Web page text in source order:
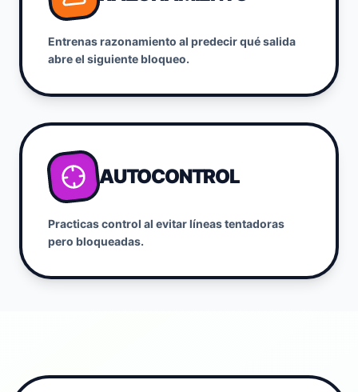
Entrenas razonamiento al predecir qué salida
abre el siguiente bloqueo.
AUTOCONTROL
Practicas control al evitar líneas tentadoras
pero bloqueadas.